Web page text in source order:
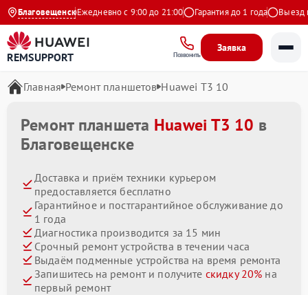
Благовещенск
на Яндекс Ежедневно с 9:00 до 21:00 Гарантия до 1 года Выезд
REMSUPPORT Позвонить
Заявка
Главная Ремонт планшетов Huawei T3 10
Ремонт планшета Huawei T3 10 в
Благовещенске
Доставка и приём техники курьером
предоставляется бесплатно
Гарантийное и постгарантийное обслуживание до
1 года
Диагностика производится за 15 мин
Срочный ремонт устройства в течении часа
Выдаём подменные устройства на время ремонта
Запишитесь на ремонт и получите скидку 20% на
первый ремонт